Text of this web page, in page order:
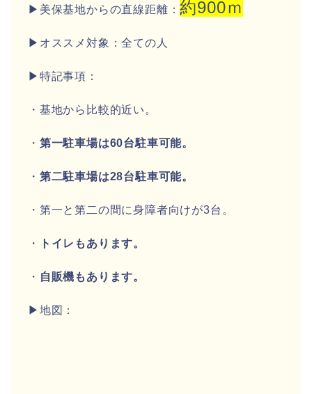
▶美保基地からの直線距離：約900ｍ
▶オススメ対象：全ての人
▶特記事項：
・基地から比較的近い。
・ 第一駐車場は60台駐車可能。
・ 第二駐車場は28台駐車可能。
・第一と第二の間に身障者向けが3台。
・ トイレもあります。
・ 自販機もあります。
▶地図：